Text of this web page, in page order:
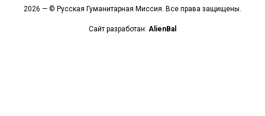
2026 — © Русская Гуманитарная Миссия. Все права защищены.
Сайт разработан: AlienBal